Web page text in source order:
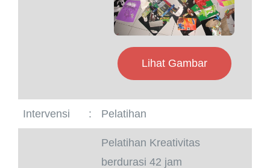
Lihat Gambar
Intervensi : Pelatihan
Pelatihan Kreativitas
berdurasi 42 jam